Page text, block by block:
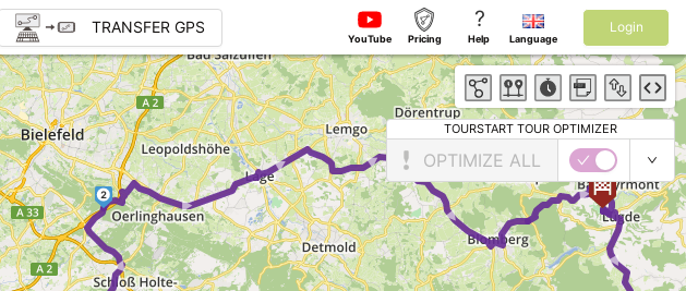
►
►
► ► ► ►
2
TRANSFER GPS
YouTube Pricing
?
Help Language
Login
TOURSTART TOUR OPTIMIZER
OPTIMIZE ALL